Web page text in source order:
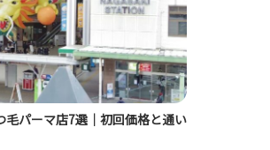
パーマ店7選｜初回価格と通い